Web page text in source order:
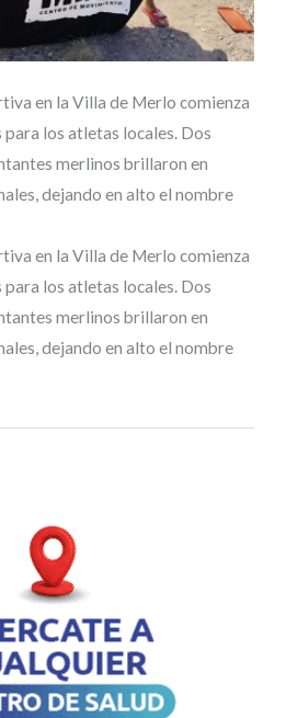
en la Villa de Merlo comienza
los atletas locales. Dos
merlinos brillaron en
dejando en alto el nombre
en la Villa de Merlo comienza
los atletas locales. Dos
merlinos brillaron en
dejando en alto el nombre